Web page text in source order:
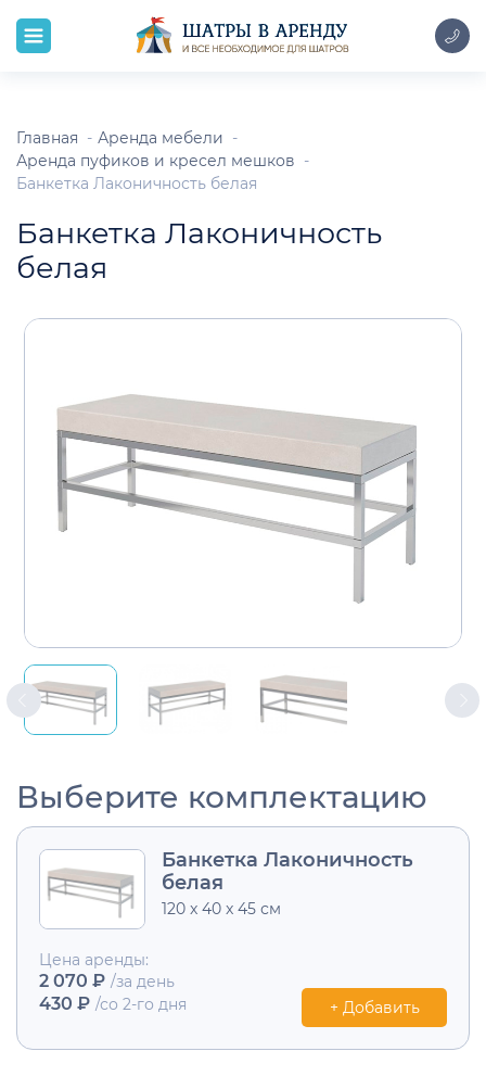
Главная
Аренда мебели
Аренда пуфиков и кресел мешков
Банкетка Лаконичность белая
Банкетка Лаконичность
белая
Выберите комплектацию
Банкетка Лаконичность
белая
120 x 40 x 45 см
Цена аренды:
2 070 ₽ /за день
430 ₽ /со 2-го дня + Добавить